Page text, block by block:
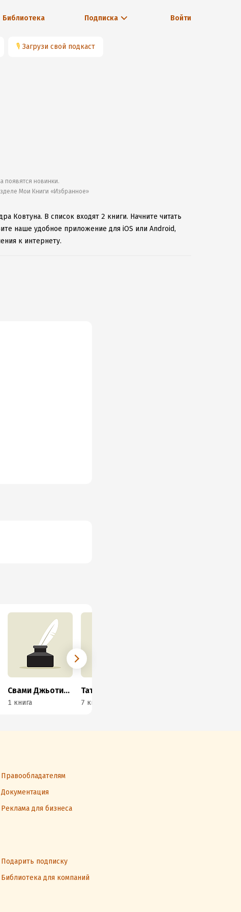
Библиотека Подписка Войти
🎙 Загрузи свой подкаст
появятся новинки.
Мои Книги «Избранное»
Ковтуна. В список входят 2 книги. Начните читать
наше удобное приложение для iOS или Android,
к интернету.
Свами Джьотирмайянанда
1 книга
Татьяна Рыжова
7 книг
Правообладателям
Документация
Реклама для бизнеса
Подарить подписку
Библиотека для компаний